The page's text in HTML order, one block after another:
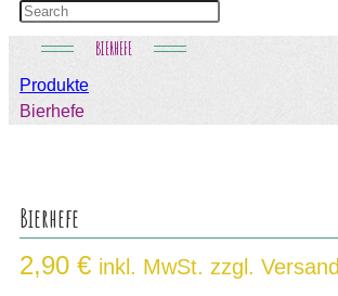
BIERHEFE
Produkte
Bierhefe
Bierhefe
2,90 € inkl. MwSt. zzgl. Versand